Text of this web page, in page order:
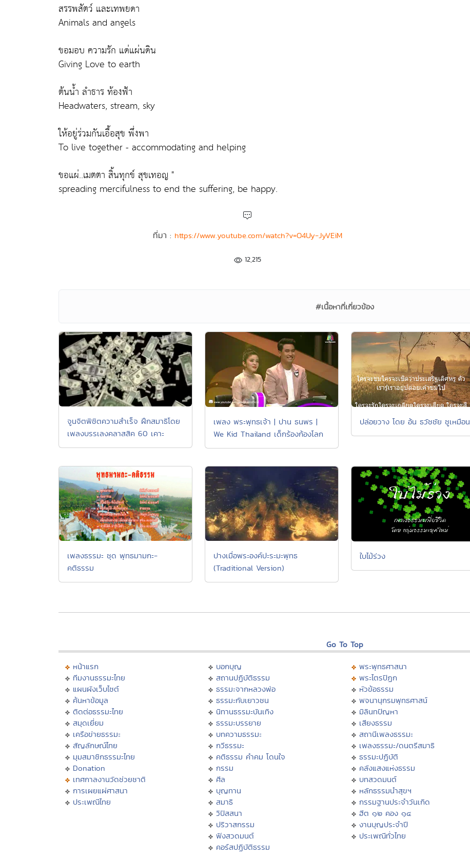
สรรพสัตว์ และเทพยดา
Animals and angels
ขอมอบ ความรัก แด่แผ่นดิน
Giving Love to earth
ต้นน้ำ ลำธาร ท้องฟ้า
Headwaters, stream, sky
ให้อยู่ร่วมกันเอื้อสุข พึ่งพา
To live together - accommodating and helping
ขอแผ่..เมตตา สิ้นทุกข์ สุขเทอญ "
spreading mercifulness to end the suffering, be happy.
ที่มา : https://www.youtube.com/watch?v=O4Uy-JyVEiM
12,215
#เนื้อหาที่เกี่ยวข้อง
จูนจิตพิชิตความสำเร็จ ฝึกสมาธิโดย
เพลงบรรเลงคลาสสิค 60 เคาะ
เพลง พระพุทธเจ้า | ปาน ธนพร |
We Kid Thailand เด็กร้องก้องโลก
ปล่อยวาง โดย อ้น ธวัชชัย ชูเหมือน
เพลงธรรมะ ชุด พุทธมามกะ-
คติธรรม
ปางเมื่อพระองค์ปะระมะพุทธ
(Traditional Version)
ใบไม้ร่วง
Go To Top
หน้าแรก
ทีมงานธรรมะไทย
แผนผังเว็บไซต์
ค้นหาข้อมูล
ติดต่อธรรมะไทย
สมุดเยี่ยม
เครือข่ายธรรมะ
สัญลักษณ์ไทย
มุมสมาชิกธรรมะไทย
Donation
เทศกาลงานวัดช่วยชาติ
การเผยแผ่ศาสนา
ประเพณีไทย
บอกบุญ
สถานปฏิบัติธรรม
ธรรมะจากหลวงพ่อ
ธรรมะกับเยาวชน
นิทานธรรมะบันเทิง
ธรรมะบรรยาย
บทความธรรมะ
กวีธรรมะ
คติธรรม คำคม โดนใจ
กรรม
ศีล
บุญทาน
สมาธิ
วิปัสสนา
ปริวาสกรรม
ฟังสวดมนต์
คอร์สปฏิบัติธรรม
พระพุทธศาสนา
พระไตรปิฏก
หัวข้อธรรม
พจนานุกรมพุทธศาสน์
มิลินทปัญหา
เสียงธรรม
สถานีเพลงธรรมะ
เพลงธรรมะ/ดนตรีสมาธิ
ธรรมะปฏิบัติ
คลังแสงแห่งธรรม
บทสวดมนต์
หลักธรรมนำสุขฯ
กรรมฐานประจำวันเกิด
ฮีต ๑๒ คอง ๑๔
งานบุญประจำปี
ประเพณีทั่วไทย